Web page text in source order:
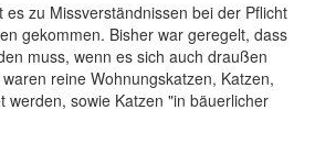
es zu Missverständnissen bei der Pflicht
gekommen. Bisher war geregelt, dass
muss, wenn es sich auch draußen
reine Wohnungskatzen, Katzen,
werden, sowie Katzen "in bäuerlicher